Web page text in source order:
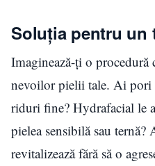
Soluția pentru un
Imaginează-ți o procedură
nevoilor pielii tale. Ai pori
riduri fine? Hydrafacial le
pielea sensibilă sau ternă?
revitalizează fără să o